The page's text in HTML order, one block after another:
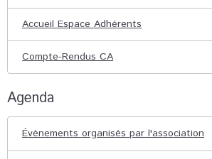
Accueil Espace Adhérents
Compte-Rendus CA
Agenda
Événements organisés par l'association